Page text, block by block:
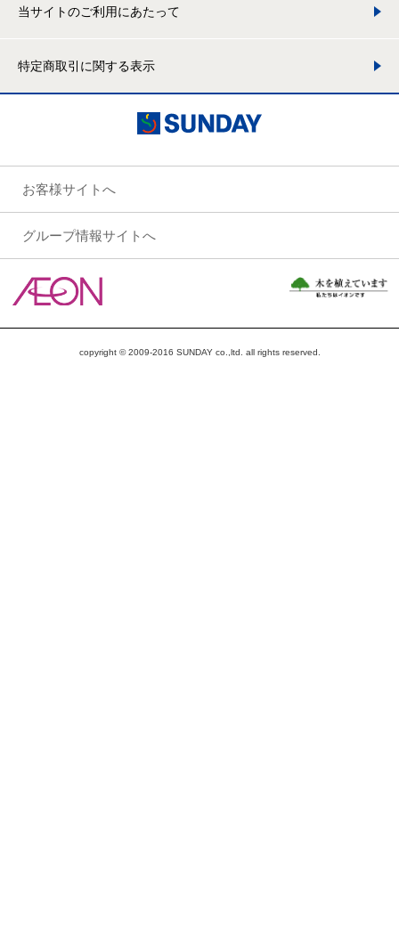
当サイトのご利用にあたって
特定商取引に関する表示
お客様サイトへ
グループ情報サイトへ
copyright © 2009-2016 SUNDAY co.,ltd. all rights reserved.